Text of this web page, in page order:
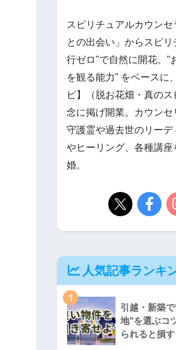
スピリチュアルカウン
との出会い」からスピ
行ゼロ"で自然に開花。"
を観る能力" をベースに
ピ】（脱お花畑・真の
念に掲げ開業。カウンセ
守護霊や過去世のリーデ
やヒーリング、各種講
婚。
人気記事ランキ
1
引越・新築
地"を選ぶコ
られると損す